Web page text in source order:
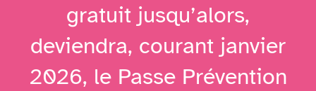
gratuit jusqu’alors,
deviendra, courant janvier
2026, le Passe Prévention